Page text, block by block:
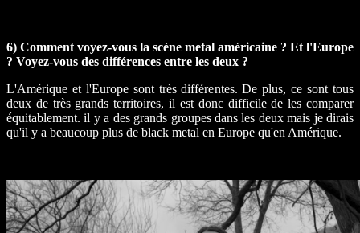
6) Comment voyez-vous la scène metal américaine ? Et l'Europe
? Voyez-vous des différences entre les deux ?
L'Amérique et l'Europe sont très différentes. De plus, ce sont tous
deux de très grands territoires, il est donc difficile de les comparer
équitablement. il y a des grands groupes dans les deux mais je dirais
qu'il y a beaucoup plus de black metal en Europe qu'en Amérique.